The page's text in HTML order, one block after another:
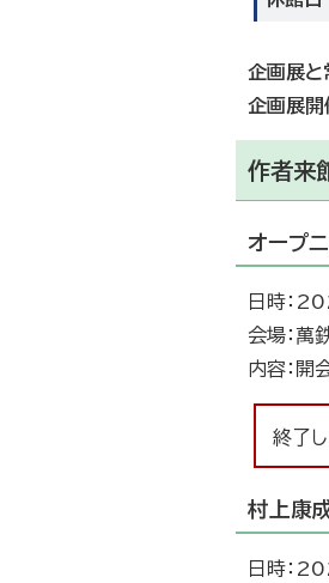
企画展と
企画展開
作者来
オープ
日時：
会場：萬
内容：開
終了し
村上康
日時：